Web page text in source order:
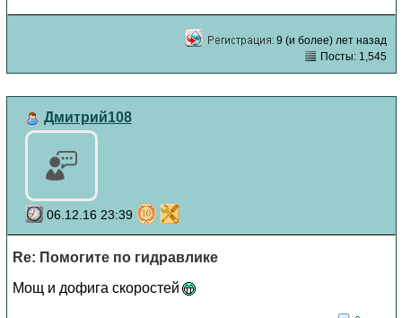
9 (и более) лет назад
Посты: 1,545
Дмитрий108
06.12.16 23:39
Re: Помогите по гидравлике
Мощ и дофига скоростей